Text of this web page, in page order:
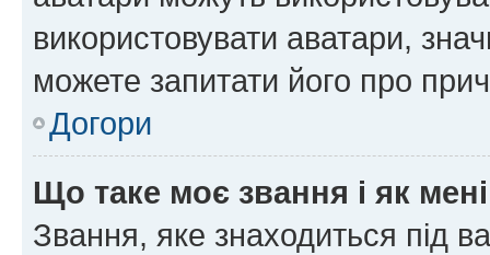
використовувати аватари,
можете запитати його про
Догори
Що таке моє звання і як
Звання, яке знаходиться під